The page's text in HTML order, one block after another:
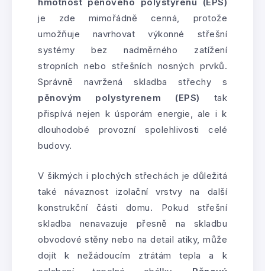
hmotnost pěnového polystyrenu (EPS)
je zde mimořádně cenná, protože
umožňuje navrhovat výkonné střešní
systémy bez nadměrného zatížení
stropních nebo střešních nosných prvků.
Správně navržená skladba střechy s
pěnovým polystyrenem (EPS) tak
přispívá nejen k úsporám energie, ale i k
dlouhodobé provozní spolehlivosti celé
budovy.
V šikmých i plochých střechách je důležitá
také návaznost izolační vrstvy na další
konstrukční části domu. Pokud střešní
skladba nenavazuje přesně na skladbu
obvodové stěny nebo na detail atiky, může
dojít k nežádoucím ztrátám tepla a k